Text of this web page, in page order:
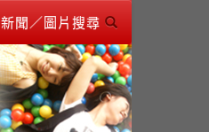
新聞／圖片搜尋